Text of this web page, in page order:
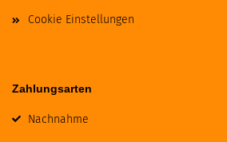
Cookie Einstellungen
Zahlungsarten
Nachnahme